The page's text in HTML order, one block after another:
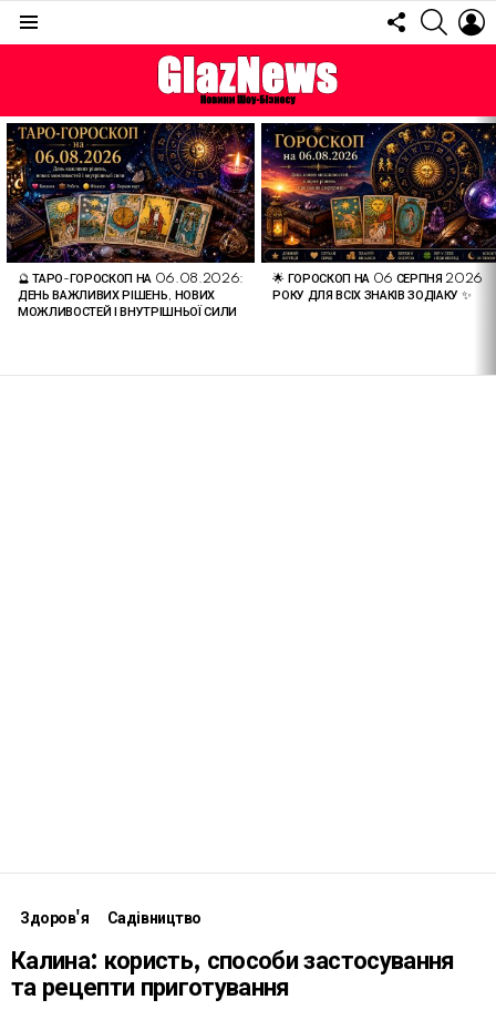
FOLLOW
US
ОСТАННІ
СТАТТІ
🔮 ТАРО-ГОРОСКОП НА 06.08.2026:
ДЕНЬ ВАЖЛИВИХ РІШЕНЬ, НОВИХ
МОЖЛИВОСТЕЙ І ВНУТРІШНЬОЇ СИЛИ
🌟 ГОРОСКОП НА 06 СЕРПНЯ 2026
РОКУ ДЛЯ ВСІХ ЗНАКІВ ЗОДІАКУ ✨
Здоров'я Садівництво
Калина: користь, способи застосування
та рецепти приготування